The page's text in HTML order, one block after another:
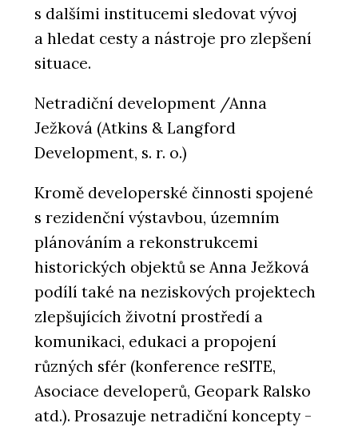
s dalšími institucemi sledovat vývoj
a hledat cesty a nástroje pro zlepšení
situace.
Netradiční development /Anna
Ježková (Atkins & Langford
Development, s. r. o.)
Kromě developerské činnosti spojené
s rezidenční výstavbou, územním
plánováním a rekonstrukcemi
historických objektů se Anna Ježková
podílí také na neziskových projektech
zlepšujících životní prostředí a
komunikaci, edukaci a propojení
různých sfér (konference reSITE,
Asociace developerů, Geopark Ralsko
atd.). Prosazuje netradiční koncepty -